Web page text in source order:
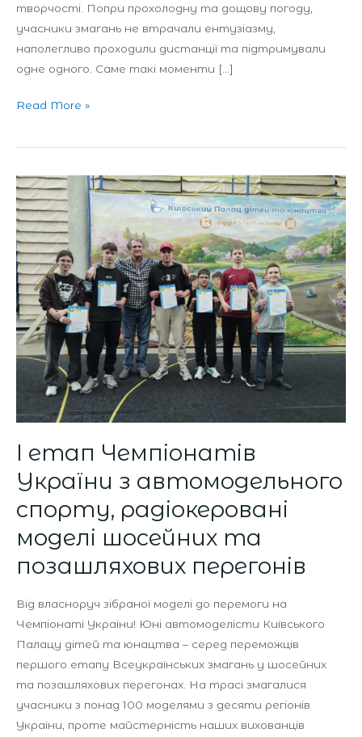
творчості. Попри прохолодну та дощову погоду,
учасники змагань не втрачали ентузіазму,
наполегливо проходили дистанції та підтримували
одне одного. Саме такі моменти […]
Read More »
І етап Чемпіонатів
України з автомодельного
спорту, радіокеровані
моделі шосейних та
позашляхових перегонів
Від власноруч зібраної моделі до перемоги на
Чемпіонаті України! Юні автомоделісти Київського
Палацу дітей та юнацтва – серед переможців
першого етапу Всеукраїнських змагань у шосейних
та позашляхових перегонах. На трасі змагалися
учасники з понад 100 моделями з десяти регіонів
України, проте майстерність наших вихованців
І
етап
Чемпіонатів
України
з
автомодельного
спорту,
радіокеровані
моделі
шосейних
позашляхових
перегонів